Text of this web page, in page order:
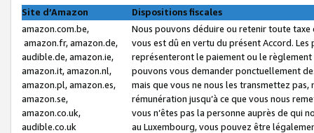
Site d’Amazon
Dispositions fiscales
amazon.com.be,
amazon.fr, amazon.de,
audible.de, amazon.ie,
amazon.it, amazon.nl,
amazon.pl, amazon.es,
amazon.se,
amazon.co.uk,
audible.co.uk
Nous pouvons déduire ou retenir toute
vous est dû en vertu du présent Accord.
représenteront le paiement ou le
pouvons vous demander ponctuellement
mais que vous ne nous les transmettez
rémunération jusqu’à ce que vous nous
vous n’êtes pas la personne auprès de qui
au Luxembourg, vous pouvez être